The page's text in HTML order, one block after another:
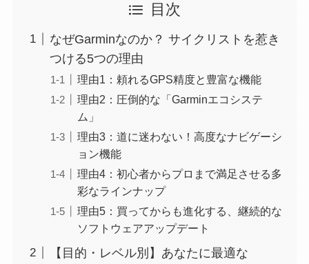
目次
なぜGarminなのか？ サイクリストを惹き
つける5つの理由
理由1：頼れるGPS精度と豊富な機能
理由2：圧倒的な「Garminエコシステ
ム」
理由3：道に迷わない！高度なナビゲーシ
ョン機能
理由4：初心者からプロまで満足させる多
彩なラインナップ
理由5：買ってからも進化する、継続的な
ソフトウェアアップデート
【目的・レベル別】あなたに最適な